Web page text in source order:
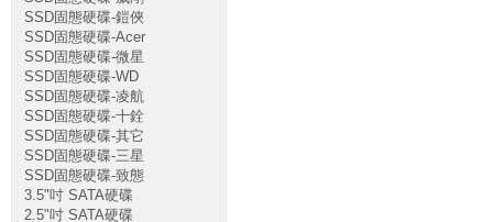
SSD固態硬碟-鎧俠
SSD固態硬碟-Acer
SSD固態硬碟-微星
SSD固態硬碟-WD
SSD固態硬碟-凌航
SSD固態硬碟-十銓
SSD固態硬碟-其它
SSD固態硬碟-三星
SSD固態硬碟-致態
3.5"吋 SATA硬碟
2.5"吋 SATA硬碟